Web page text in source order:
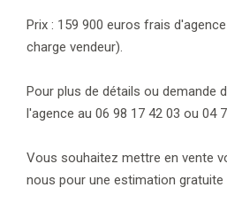
Prix : 159 900 euros frais
charge vendeur).
Pour plus de détails ou demande
l'agence au 06 98 17 42 03 ou 04
Vous souhaitez mettre en vente
nous pour une estimation gratuite